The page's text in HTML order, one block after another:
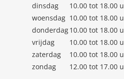
dinsdag
10.00 tot 18.00 u
woensdag 10.00 tot 18.00 u
donderdag10.00 tot 18.00 u
vrijdag
10.00 tot 18.00 u
zaterdag
10.00 tot 18.00 u
zondag
12.00 tot 17.00 u